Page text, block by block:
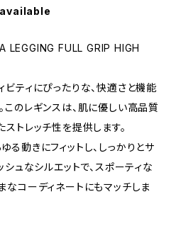
LEGGING FULL GRIP HIGH
ビティにぴったりな、快適さと機能
このレギンスは、肌に優しい高品質
トレッチ性を提供します。
る動きにフィットし、しっかりとサ
シュなシルエットで、スポーティな
なコーディネートにもマッチしま